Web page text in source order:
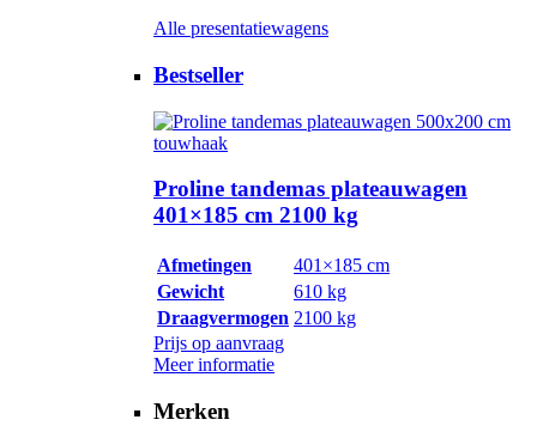
Alle presentatiewagens
Bestseller
Proline tandemas plateauwagen
401×185 cm 2100 kg
Afmetingen
401×185 cm
Gewicht
610 kg
Draagvermogen 2100 kg
Prijs op aanvraag
Meer informatie
Merken